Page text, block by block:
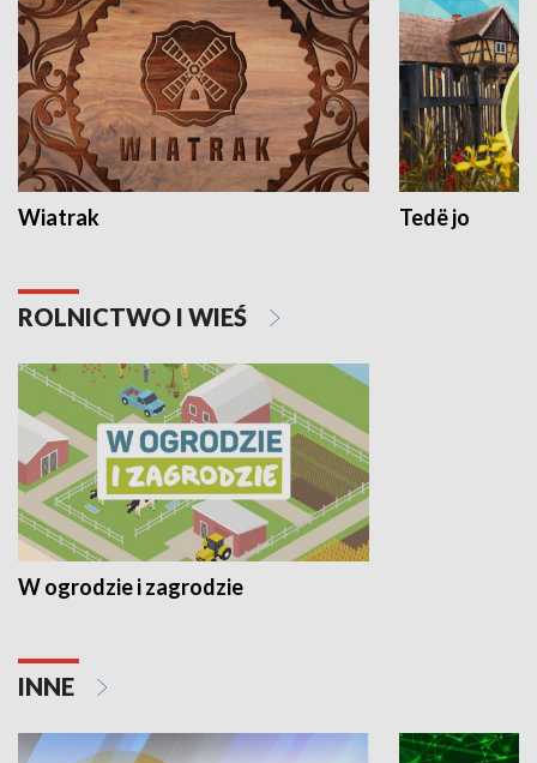
Wiatrak Tedë jo
ROLNICTWO I WIEŚ
W ogrodzie i zagrodzie
INNE